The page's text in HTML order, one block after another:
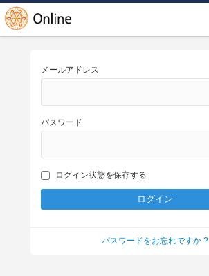
メールアドレス
パスワード
ログイン状態を保存する
パスワードをお忘れですか ?